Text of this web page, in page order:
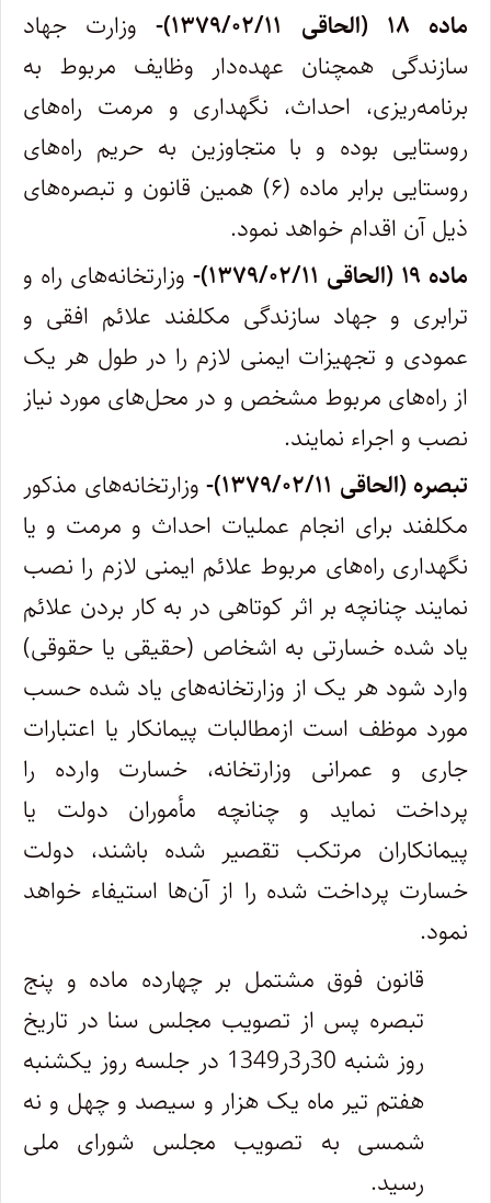
ماده ۱۸ (الحاقی ۱۳۷۹/۰۲/۱۱)-
وزارت جهاد
سازندگی همچنان عهده‌دار وظایف مربوط به
برنامه‌ریزی، احداث، نگهداری و مرمت راه‌های
روستایی بوده و با متجاوزین به حریم راه‌های
روستایی برابر ماده (۶) همین قانون و تبصره‌های
ذیل آن اقدام خواهد نمود.
ماده ۱۹ (الحاقی ۱۳۷۹/۰۲/۱۱)-
وزارتخانه‌های راه و
ترابری و جهاد سازندگی مکلفند علائم افقی و
عمودی و تجهیزات ایمنی لازم را در طول هر یک
از راه‌های مربوط مشخص و در محل‌های مورد نیاز
نصب و اجراء نمایند.
‌تبصره (الحاقی ۱۳۷۹/۰۲/۱۱)-
وزارتخانه‌های مذکور
مکلفند برای انجام عملیات احداث و مرمت و یا
نگهداری راه‌های مربوط علائم ایمنی لازم را نصب
نمایند چنانچه بر اثر‌ کوتاهی در به کار بردن علائم
یاد شده خسارتی به اشخاص (‌حقیقی یا حقوقی)
وارد شود هر یک از وزارتخانه‌های یاد شده حسب
مورد موظف است از‌مطالبات پیمانکار یا اعتبارات
جاری و عمرانی وزارتخانه، خسارت وارده را
پرداخت نماید و چنانچه مأموران دولت یا
پیمانکاران مرتکب تقصیر شده باشند، دولت
خسارت پرداخت شده را از آن‌ها استیفاء خواهد
نمود.
قانون فوق مشتمل بر چهارده ماده و پنج
تبصره پس از تصویب مجلس سنا در تاریخ
روز شنبه 30ر3ر1349 در جلسه روز یکشنبه
هفتم تیر ماه یک هزار‌ و سیصد و چهل و نه
شمسی به تصویب مجلس شورای ملی
رسید.